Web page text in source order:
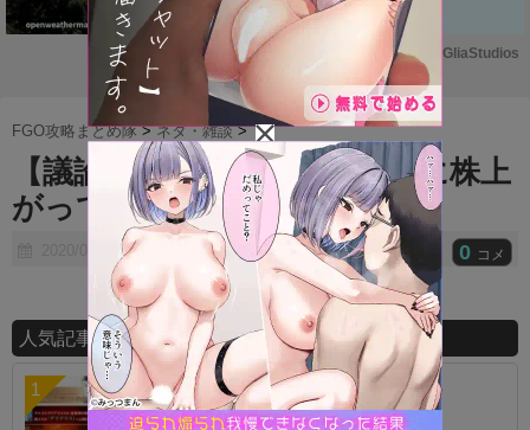
u
t
e
Powered by GliaStudios
FGO攻略まとめ隊 >ネタ・雑談 >
【議論】キリ様て登場する度に株上
がってるよなｗｗｗｗｗ
2020/04/11 0 コメ
人気記事ランキング
【議論】星１でこれは高レア超えた？